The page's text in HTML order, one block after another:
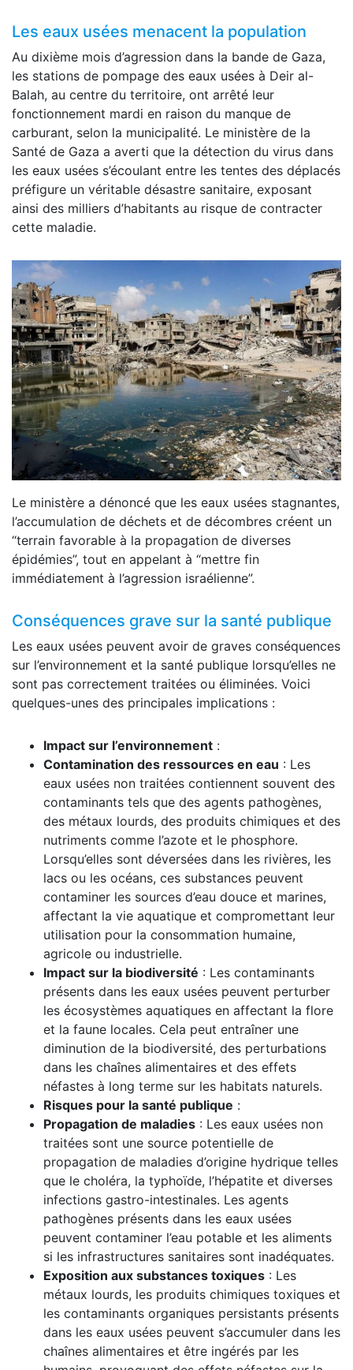
Les eaux usées menacent la population
Au dixième mois d’agression dans la bande de Gaza,
les stations de pompage des eaux usées à Deir al-
Balah, au centre du territoire, ont arrêté leur
fonctionnement mardi en raison du manque de
carburant, selon la municipalité. Le ministère de la
Santé de Gaza a averti que la détection du virus dans
les eaux usées s’écoulant entre les tentes des déplacés
préfigure un véritable désastre sanitaire, exposant
ainsi des milliers d’habitants au risque de contracter
cette maladie.
Le ministère a dénoncé que les eaux usées stagnantes,
l’accumulation de déchets et de décombres créent un
“terrain favorable à la propagation de diverses
épidémies”, tout en appelant à “mettre fin
immédiatement à l’agression israélienne”.
Conséquences grave sur la santé publique
Les eaux usées peuvent avoir de graves conséquences
sur l’environnement et la santé publique lorsqu’elles ne
sont pas correctement traitées ou éliminées. Voici
quelques-unes des principales implications :
Impact sur l’environnement :
Contamination des ressources en eau : Les
eaux usées non traitées contiennent souvent des
contaminants tels que des agents pathogènes,
des métaux lourds, des produits chimiques et des
nutriments comme l’azote et le phosphore.
Lorsqu’elles sont déversées dans les rivières, les
lacs ou les océans, ces substances peuvent
contaminer les sources d’eau douce et marines,
affectant la vie aquatique et compromettant leur
utilisation pour la consommation humaine,
agricole ou industrielle.
Impact sur la biodiversité : Les contaminants
présents dans les eaux usées peuvent perturber
les écosystèmes aquatiques en affectant la flore
et la faune locales. Cela peut entraîner une
diminution de la biodiversité, des perturbations
dans les chaînes alimentaires et des effets
néfastes à long terme sur les habitats naturels.
Risques pour la santé publique :
Propagation de maladies : Les eaux usées non
traitées sont une source potentielle de
propagation de maladies d’origine hydrique telles
que le choléra, la typhoïde, l’hépatite et diverses
infections gastro-intestinales. Les agents
pathogènes présents dans les eaux usées
peuvent contaminer l’eau potable et les aliments
si les infrastructures sanitaires sont inadéquates.
Exposition aux substances toxiques : Les
métaux lourds, les produits chimiques toxiques et
les contaminants organiques persistants présents
dans les eaux usées peuvent s’accumuler dans les
chaînes alimentaires et être ingérés par les